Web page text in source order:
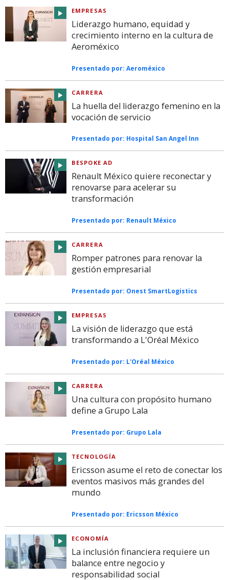
EMPRESAS
Liderazgo humano, equidad y
crecimiento interno en la cultura de
Aeroméxico
Presentado por: Aeroméxico
CARRERA
La huella del liderazgo femenino en la
vocación de servicio
Presentado por: Hospital San Angel Inn
BESPOKE AD
Renault México quiere reconectar y
renovarse para acelerar su
transformación
Presentado por: Renault México
CARRERA
Romper patrones para renovar la
gestión empresarial
Presentado por: Onest SmartLogistics
EMPRESAS
La visión de liderazgo que está
transformando a L'Oréal México
Presentado por: L'Oréal México
CARRERA
Una cultura con propósito humano
define a Grupo Lala
Presentado por: Grupo Lala
TECNOLOGÍA
Ericsson asume el reto de conectar los
eventos masivos más grandes del
mundo
Presentado por: Ericsson México
ECONOMÍA
La inclusión financiera requiere un
balance entre negocio y
responsabilidad social